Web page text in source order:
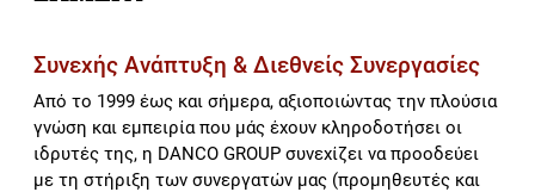
Συνεχής Ανάπτυξη & Διεθνείς Συνεργασίες
Από το 1999 έως και σήμερα, αξιοποιώντας την πλούσια
γνώση και εμπειρία που μάς έχουν κληροδοτήσει οι
ιδρυτές της, η DANCO GROUP συνεχίζει να προοδεύει
με τη στήριξη των συνεργατών μας (προμηθευτές και